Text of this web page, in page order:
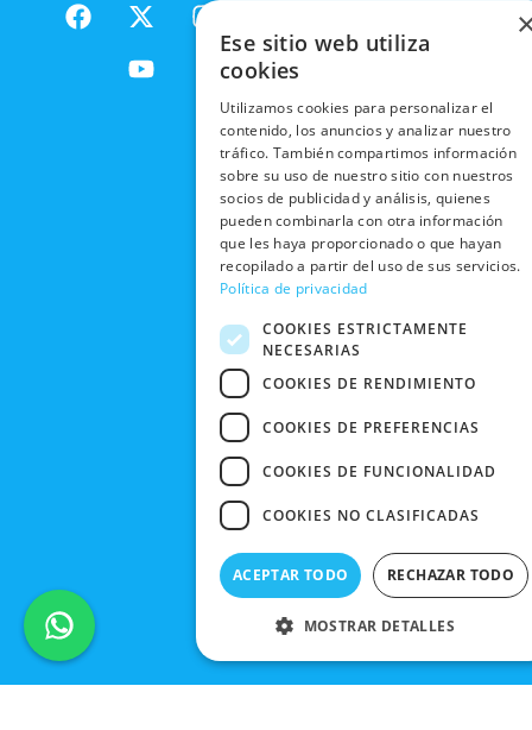
a
-
t
w
m
o
u
t
RESPONSABILIDAD
SOCIAL
TRABAJA
CON
NOSOTROS
NUESTRAS
TIENDAS
BLACK
FRIDAY
CONTACTO
ENVÍOS
RECOGIDA
EN TIENDA
DEVOLUCIONES
Y CAMBIOS
CANCELAR
PEDIDO
POLÍTICA DE
PRIVACIDAD
CONDICIONES
DE COMPRA
Ese sitio web utiliza
cookies
Utilizamos cookies para personalizar el
contenido, los anuncios y analizar nuestro
tráfico. También compartimos información
sobre su uso de nuestro sitio con nuestros
socios de publicidad y análisis, quienes
pueden combinarla con otra información
que les haya proporcionado o que hayan
recopilado a partir del uso de sus servicios.
Política de privacidad
COOKIES ESTRICTAMENTE
NECESARIAS
COOKIES DE RENDIMIENTO
COOKIES DE PREFERENCIAS
COOKIES DE FUNCIONALIDAD
COOKIES NO CLASIFICADAS
ACEPTAR TODO RECHAZAR TODO
MOSTRAR DETALLES